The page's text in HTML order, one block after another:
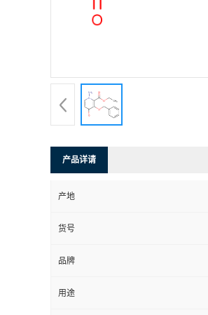
产品详请
产地
货号
品牌
用途